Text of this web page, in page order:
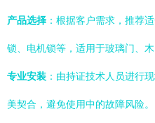
产品选择 ：根据客户需求，推荐
锁、电机锁等，适用于玻璃门、
专业安装 ：由持证技术人员进行
美契合，避免使用中的故障风险。